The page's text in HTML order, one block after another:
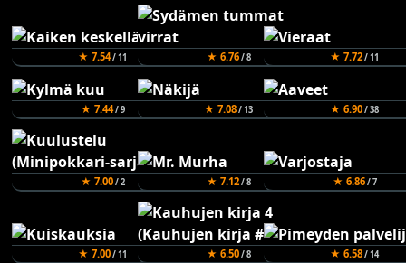
★ 7.54/ 11 ★ 6.76/ 8 ★ 7.72/ 11
★ 7.44/ 9 ★ 7.08/ 13 ★ 6.90/ 38
★ 7.00/ 2 ★ 7.12/ 8 ★ 6.86/ 7
★ 7.00/ 11 ★ 6.50/ 8 ★ 6.58/ 14